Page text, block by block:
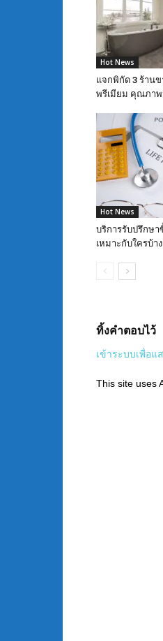
Hot News
แจกพิกัด 3 ร้านข
พรีเมียม คุณภา
Hot News
บริการรับปรึกษ
เหมาะกับใครบ้าง
ทิ้งคำตอบไว้
เข้าระบบเพื่อแ
This site uses